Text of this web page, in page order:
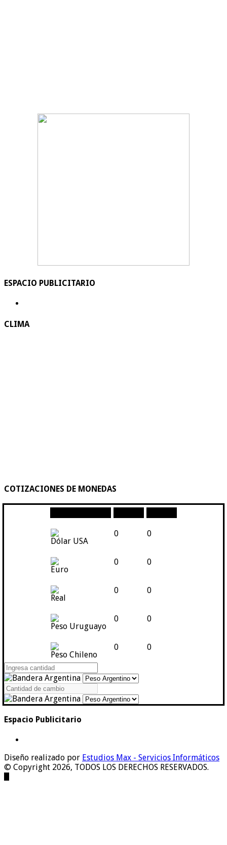
ESPACIO PUBLICITARIO
CLIMA
COTIZACIONES DE MONEDAS
Dólar USA
0 0
Euro
0 0
Real
0 0
Peso Uruguayo
0 0
Peso Chileno
0 0
Espacio Publicitario
Diseño realizado por Estudios Max - Servicios Informáticos
© Copyright 2026, TODOS LOS DERECHOS RESERVADOS.